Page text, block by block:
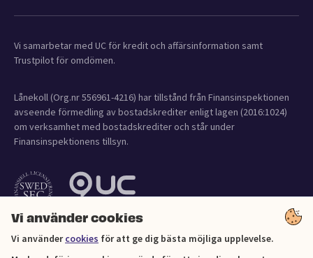
Vi använder cookies
Vi användercookies för att ge dig bästa möjliga upplevelse.
Vi samarbetar med UC för kredit och affärsinformation samt
Trustpilot för omdömen.
Lånekoll (Org.nr 556961-4216) har tillstånd från Finansinspektionen
avseende förmedling av bostadskrediter enligt lagen (2016:1024)
om verksamhet med bostadskrediter och står under
Finansinspektionens tillsyn.